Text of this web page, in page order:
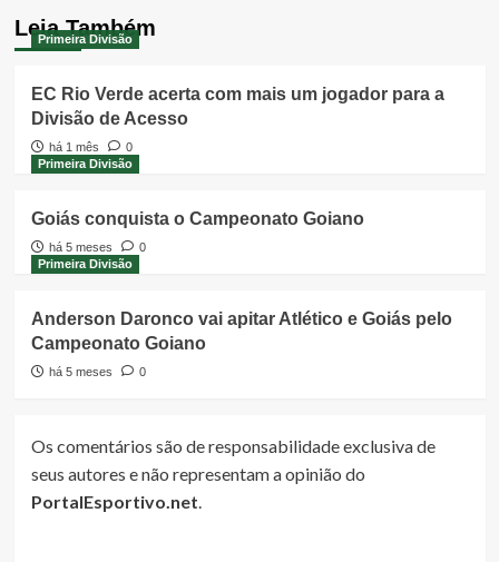
Leia Também
Primeira Divisão
EC Rio Verde acerta com mais um jogador para a
Divisão de Acesso
há 1 mês
0
Primeira Divisão
Goiás conquista o Campeonato Goiano
há 5 meses
0
Primeira Divisão
Anderson Daronco vai apitar Atlético e Goiás pelo
Campeonato Goiano
há 5 meses 0
Os comentários são de responsabilidade exclusiva de
seus autores e não representam a opinião do
PortalEsportivo.net.